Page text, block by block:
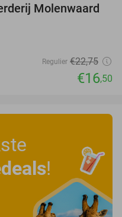
27%
Molenwaard
Regulier €22,75
€16,50
!